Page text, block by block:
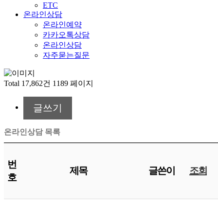
ETC
온라인상담
온라인예약
카카오톡상담
온라인상담
자주묻는질문
Total 17,862건 1189 페이지
글쓰기
온라인상담 목록
번
호
제목 글쓴이 조회